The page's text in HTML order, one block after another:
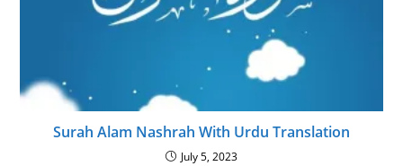
Surah Alam Nashrah With Urdu Translation
July 5, 2023